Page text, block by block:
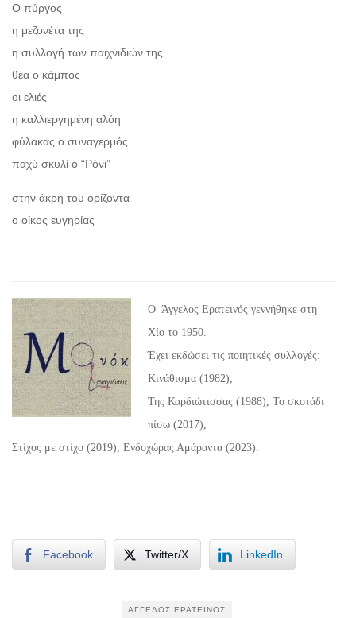
Ο πύργος
η μεζονέτα της
η συλλογή των παιχνιδιών της
θέα ο κάμπος
οι ελιές
η καλλιεργημένη αλόη
φύλακας ο συναγερμός
παχύ σκυλί ο “Ρόνι”
στην άκρη του ορίζοντα
ο οίκος ευγηρίας
Ο Άγγελος Ερατεινός γεννήθηκε στη
Χίο το 1950.
Έχει εκδώσει τις ποιητικές συλλογές:
Κινάθισμα (1982),
Της Καρδιώτισσας (1988), Το σκοτάδι
πίσω (2017),
Στίχος με στίχο (2019), Ενδοχώρας Αμάραντα (2023).
Facebook Twitter/X LinkedIn
ΆΓΓΕΛΟΣ ΕΡΑΤΕΙΝΌΣ